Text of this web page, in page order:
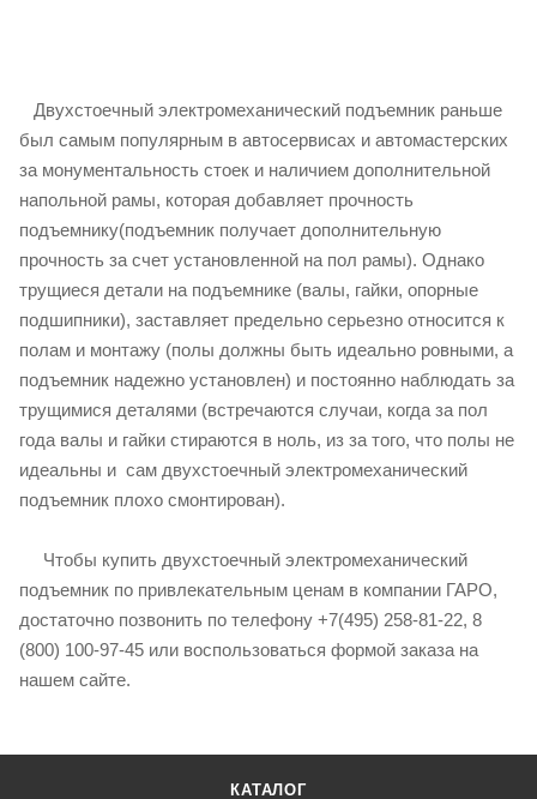
Двухстоечный электромеханический подъемник раньше
был самым популярным в автосервисах и автомастерских
за монументальность стоек и наличием дополнительной
напольной рамы, которая добавляет прочность
подъемнику(подъемник получает дополнительную
прочность за счет установленной на пол рамы). Однако
трущиеся детали на подъемнике (валы, гайки, опорные
подшипники), заставляет предельно серьезно относится к
полам и монтажу (полы должны быть идеально ровными, а
подъемник надежно установлен) и постоянно наблюдать за
трущимися деталями (встречаются случаи, когда за пол
года валы и гайки стираются в ноль, из за того, что полы не
идеальны и сам двухстоечный электромеханический
подъемник плохо смонтирован).
Чтобы купить двухстоечный электромеханический
подъемник по привлекательным ценам в компании ГАРО,
достаточно позвонить по телефону +7(495) 258-81-22, 8
(800) 100-97-45 или воспользоваться формой заказа на
нашем сайте.
КАТАЛОГ